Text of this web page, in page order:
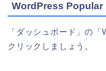
WordPress Popular
「ダッシュボード」の
クリックしましょう。